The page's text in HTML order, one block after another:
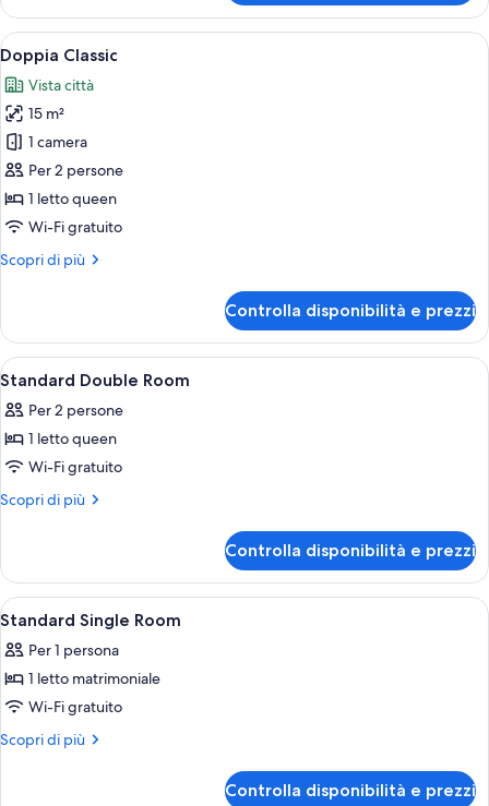
Classic
Apri
tutte
le
foto
per
Doppia
Classic
Un letto ben rifatto con un
7
Doppia Classic
Vista città
15 m²
1 camera
Per 2 persone
1 letto queen
Wi-Fi gratuito
Scopri di più
Altri
Classic
Controlla disponibilità e prezzi
Apri
tutte
le
foto
per
Standard
Una cassaforte in camera, una
3
Standard Double Room
Per 2 persone
1 letto queen
Wi-Fi gratuito
Scopri di più
Altri
Double
Room
Controlla disponibilità e prezzi
Apri
tutte
le
foto
per
Standard
Una cassaforte in camera, una
10
Standard Single Room
Per 1 persona
1 letto matrimoniale
Wi-Fi gratuito
Scopri di più
Altri
Controlla disponibilità e prezzi